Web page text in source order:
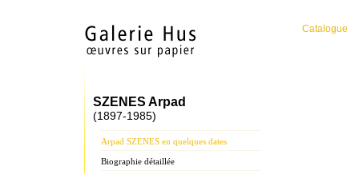
Catalogue
SZENES Arpad
(1897-1985)
Arpad SZENES en quelques dates
Biographie détaillée